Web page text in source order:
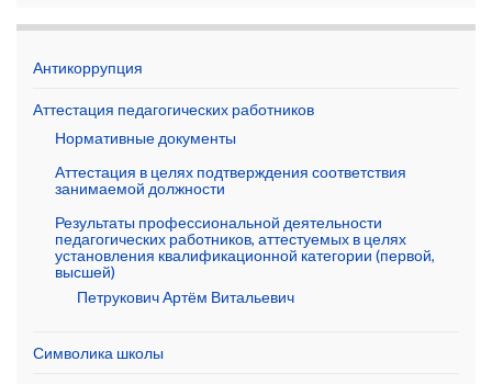
Антикоррупция
Аттестация педагогических работников
Нормативные документы
Аттестация в целях подтверждения соответствия
занимаемой должности
Результаты профессиональной деятельности
педагогических работников, аттестуемых в целях
установления квалификационной категории (первой,
высшей)
Петрукович Артём Витальевич
Символика школы